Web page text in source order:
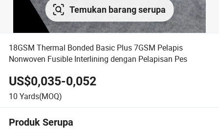
Temukan barang serupa
18GSM Thermal Bonded Basic Plus 7GSM Pelapis
Nonwoven Fusible Interlining dengan Pelapisan Pes
US$0,035-0,052
10 Yards(MOQ)
Produk Serupa